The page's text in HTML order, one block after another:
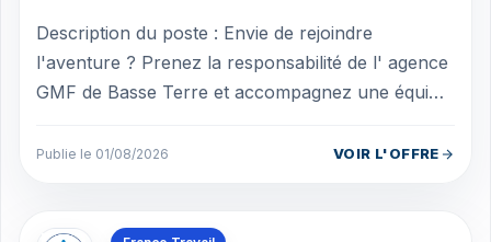
Description du poste : Envie de rejoindre
l'aventure ? Prenez la responsabilité de l' agence
GMF de Basse Terre et accompagnez une équipe
Publie le 01/08/2026 VOIR L'OFFRE